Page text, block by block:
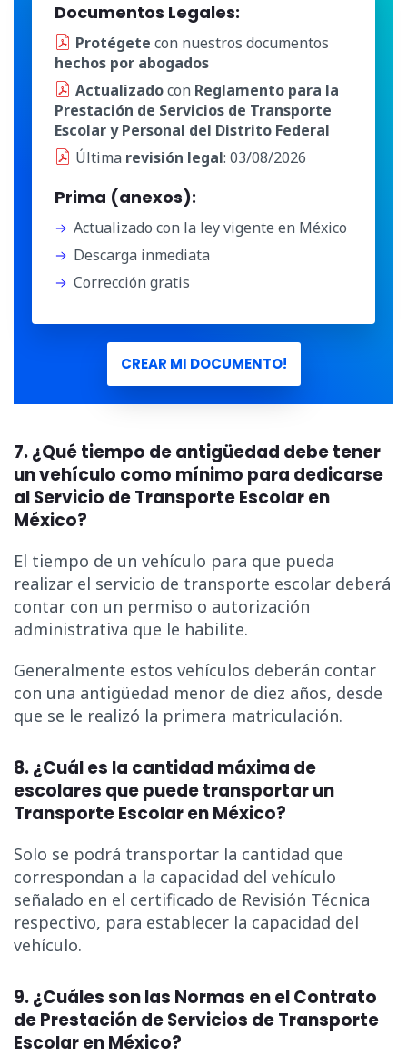
Documentos Legales:
Protégete con nuestros documentos
hechos por abogados
Actualizadocon Reglamento para la
Prestación de Servicios de Transporte
Escolar y Personal del Distrito Federal
Última revisión legal: 03/08/2026
Prima (anexos):
Actualizado con la ley vigente en México
Descarga inmediata
Corrección gratis
CREAR MI DOCUMENTO!
7. ¿Qué tiempo de antigüedad debe tener
un vehículo como mínimo para dedicarse
al Servicio de Transporte Escolar en
México?
El tiempo de un vehículo para que pueda
realizar el servicio de transporte escolar deberá
contar con un permiso o autorización
administrativa que le habilite.
Generalmente estos vehículos deberán contar
con una antigüedad menor de diez años, desde
que se le realizó la primera matriculación.
8. ¿Cuál es la cantidad máxima de
escolares que puede transportar un
Transporte Escolar en México?
Solo se podrá transportar la cantidad que
correspondan a la capacidad del vehículo
señalado en el certificado de Revisión Técnica
respectivo, para establecer la capacidad del
vehículo.
9. ¿Cuáles son las Normas en el Contrato
de Prestación de Servicios de Transporte
Escolar en México?